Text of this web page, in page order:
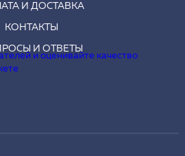
И ДОСТАВКА
КОНТАКТЫ
И ОТВЕТЫ